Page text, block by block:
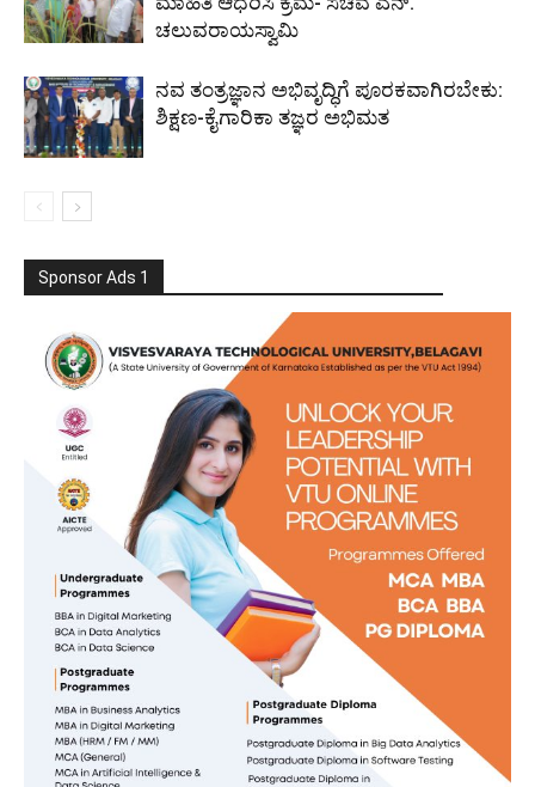
ಚಲುವರಾಯಸ್ವಾಮಿ
ನವ ತಂತ್ರಜ್ಞಾನ ಅಭಿವೃದ್ಧಿಗೆ ಪೂರಕವಾಗಿರಬೇಕು:
ಶಿಕ್ಷಣ-ಕೈಗಾರಿಕಾ ತಜ್ಞರ ಅಭಿಮತ
Sponsor Ads 1